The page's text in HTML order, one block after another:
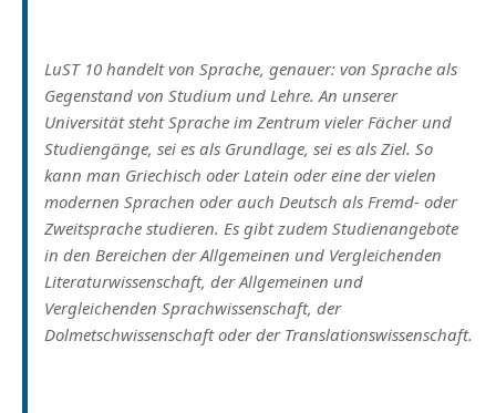
LuST 10 handelt von Sprache, genauer: von Sprache als
Gegenstand von Studium und Lehre. An unserer
Universität steht Sprache im Zentrum vieler Fächer und
Studiengänge, sei es als Grundlage, sei es als Ziel. So
kann man Griechisch oder Latein oder eine der vielen
modernen Sprachen oder auch Deutsch als Fremd- oder
Zweitsprache studieren. Es gibt zudem Studienangebote
in den Bereichen der Allgemeinen und Vergleichenden
Literaturwissenschaft, der Allgemeinen und
Vergleichenden Sprachwissenschaft, der
Dolmetschwissenschaft oder der Translationswissenschaft.